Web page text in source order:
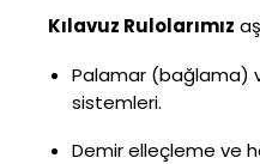
Kılavuz Rulolarımız
Palamar (bağlama)
sistemleri.
Demir elleçleme ve